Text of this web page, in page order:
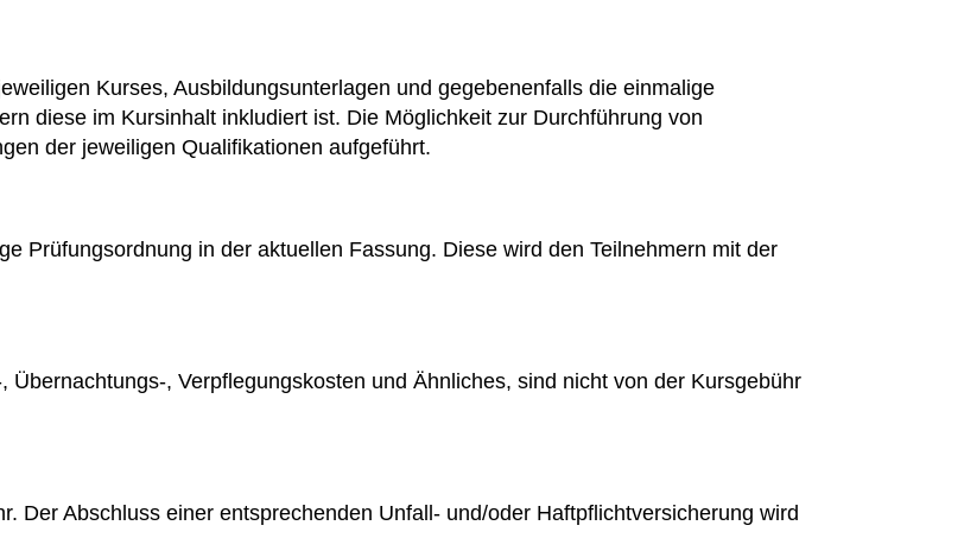
Kurses, Ausbildungsunterlagen und gegebenenfalls die einmalige
diese im Kursinhalt inkludiert ist. Die Möglichkeit zur Durchführung von
der jeweiligen Qualifikationen aufgeführt.
Prüfungsordnung in der aktuellen Fassung. Diese wird den Teilnehmern mit der
, Verpflegungskosten und Ähnliches, sind nicht von der Kursgebühr
Der Abschluss einer entsprechenden Unfall- und/oder Haftpflichtversicherung wird